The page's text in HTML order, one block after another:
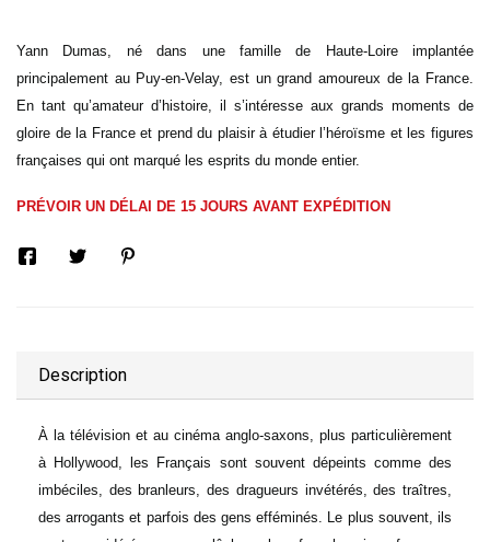
Yann Dumas, né dans une famille de Haute-Loire implantée
principalement au Puy-en-Velay, est un grand amoureux de la France.
En tant qu’amateur d’histoire, il s’intéresse aux grands moments de
gloire de la France et prend du plaisir à étudier l’héroïsme et les figures
françaises qui ont marqué les esprits du monde entier.
PRÉVOIR UN DÉLAI DE 15 JOURS AVANT EXPÉDITION
Description
À la télévision et au cinéma anglo-saxons, plus particulièrement
à Hollywood, les Français sont souvent dépeints comme des
imbéciles, des branleurs, des dragueurs invétérés, des traîtres,
des arrogants et parfois des gens efféminés.
Le plus souvent, ils